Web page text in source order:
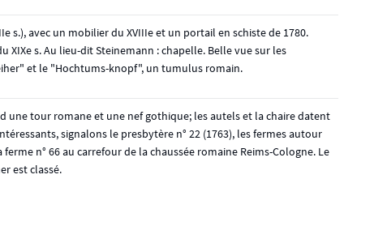
s.), avec un mobilier du XVIIIe et un portail en schiste de 1780.
XIXe s. Au lieu-dit Steinemann : chapelle. Belle vue sur les
et le "Hochtums-knopf", un tumulus romain.
une tour romane et une nef gothique; les autels et la chaire datent
signalons le presbytère n° 22 (1763), les fermes autour
ferme n° 66 au carrefour de la chaussée romaine Reims-Cologne. Le
est classé.